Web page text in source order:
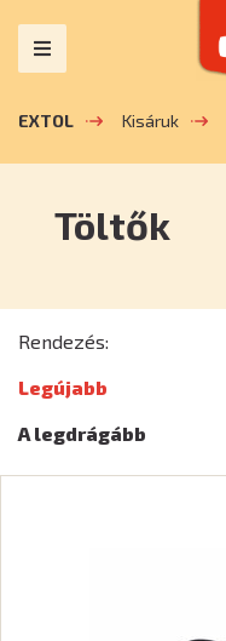
EXTOL Kisáruk
Töltők
Rendezés:
Legújabb
A legdrágább